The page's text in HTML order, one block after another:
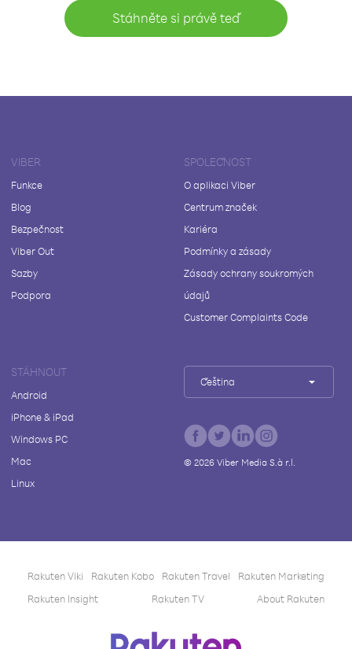
Stáhněte si právě teď
VIBER
Funkce
Blog
Bezpečnost
Viber Out
Sazby
Podpora
SPOLEČNOST
O aplikaci Viber
Centrum značek
Kariéra
Podmínky a zásady
Zásady ochrany soukromých
údajů
Customer Complaints Code
STÁHNOUT
Android
iPhone & iPad
Windows PC
Mac
Linux
Čeština
© 2026Viber Media S.à r.l.
Rakuten Viki Rakuten Kobo Rakuten Travel
Rakuten Marketing
Rakuten Insight
Rakuten TV About Rakuten